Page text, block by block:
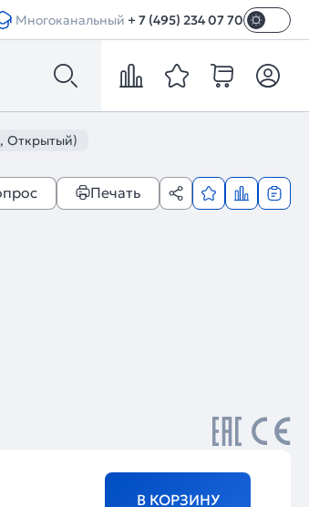
Многоканальный + 7 (495) 234 07 70
Открытый)
Печать
В КОРЗИНУ